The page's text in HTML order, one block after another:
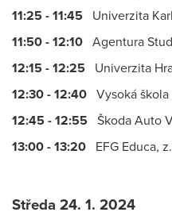
11:25 - 11:45 Univerzita
11:50 - 12:10 Agentura
12:15 - 12:25 Univerzita
12:30 - 12:40 Vysoká
12:45 - 12:55 Škoda Auto
13:00 - 13:20 EFG Educa,
Středa 24. 1. 2024